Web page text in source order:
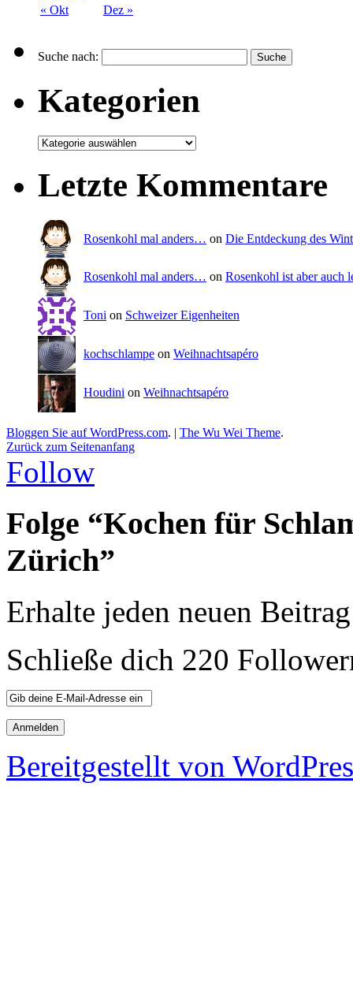
« Okt Dez »
Suche nach:
Kategorien
Letzte Kommentare
Rosenkohl mal anders… on Die Entdeckung des
Rosenkohl mal anders… on Rosenkohl ist aber auch
Toni on Schweizer Eigenheiten
kochschlampe on Weihnachtsapéro
Houdini on Weihnachtsapéro
Bloggen Sie auf WordPress.com. | The Wu Wei Theme.
Zurück zum Seitenanfang
Follow
Folge “Kochen für
Zürich”
Erhalte jeden neuen
Schließe dich 220
Bereitgestellt von